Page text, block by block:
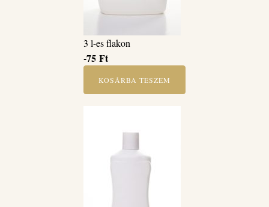
3 l-es flakon
-75 Ft
KOSÁRBA TESZEM